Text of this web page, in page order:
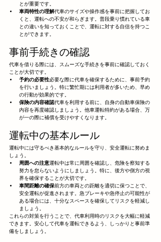
とが重要です。
車両特性の理解代車のサイズや操作感を事前に把握してお
くと、運転への不安が和らぎます。普段乗り慣れている車
との違いを知っておくことで、運転に対する自信を持つこ
とができます。
事前手続きの確認
代車を借りる際には、スムーズな手続きを事前に確認しておく
ことが大切です。
予約の必要性必要な際に代車を確保するために、事前予約
を行いましょう。特に繁忙期には利用者が多いため、早め
の行動が効果的です。
保険の内容確認代車を利用する前に、自身の自動車保険の
内容を再度確認しましょう。他車運転特約がある場合、万
が一の際に補償を受けやすくなります。
運転中の基本ルール
運転中には守るべき基本的なルールを守り、安全運転に努めま
しょう。
周囲への注意運転中は常に周囲を確認し、危険を察知する
努力を怠らないようにしましょう。特に、後方や側方の視
界を確保することが大切です。
車間距離の確保前方の車両との距離を適切に保つことで、
安全運転が促進されます。急ブレーキや急停止の可能性が
ある場合には、十分なスペースを確保してリスクを軽減し
ましょう。
これらの対策を行うことで、代車利用時のリスクを大幅に軽減
できます。安心して代車を運転できるよう、しっかりと事前準
備をしましょう。